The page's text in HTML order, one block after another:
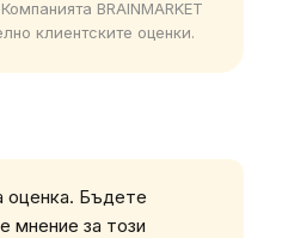
BRAINMARKET
клиентските оценки.
Бъдете
мнение за този